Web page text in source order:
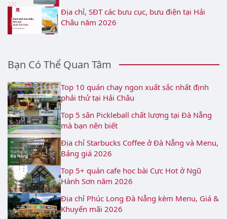
Địa chỉ, SĐT các bưu cục, bưu điện tại Hải
Châu năm 2026
Bạn Có Thể Quan Tâm
Top 10 quán chay ngon xuất sắc nhất định
phải thử tại Hải Châu
Top 5 sân Pickleball chất lượng tại Đà Nẵng
mà bạn nên biết
Địa chỉ Starbucks Coffee ở Đà Nẵng và Menu,
Bảng giá 2026
Top 5+ quán cafe học bài Cực Hot ở Ngũ
Hành Sơn năm 2026
Địa chỉ Phúc Long Đà Nẵng kèm Menu, Giá &
Khuyến mãi 2026